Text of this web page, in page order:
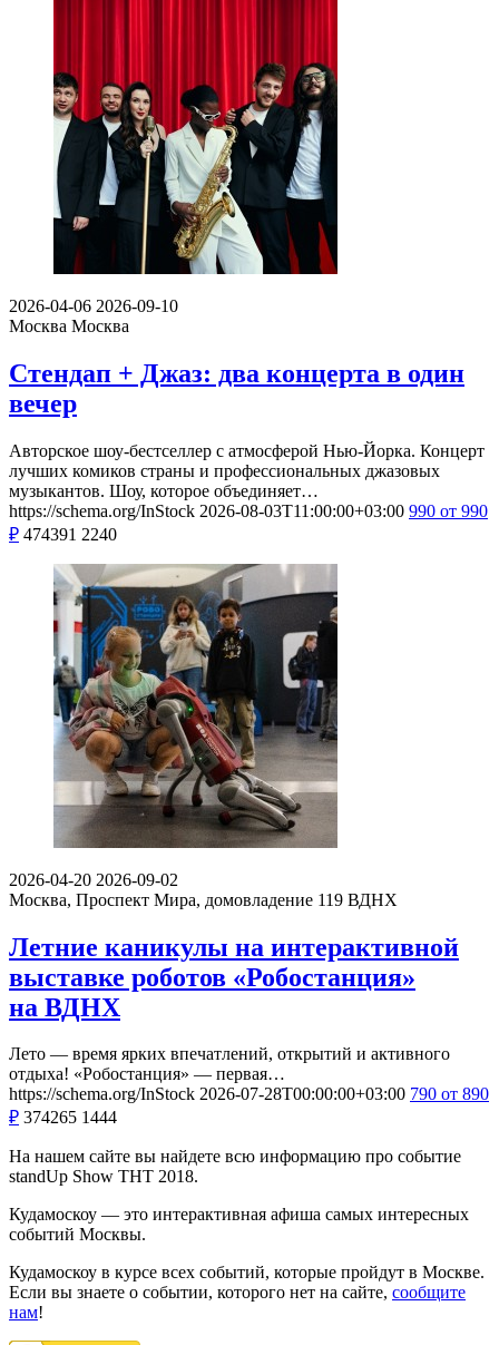
2026-04-06 2026-09-10
Москва Москва
Стендап + Джаз: два концерта в один
вечер
Авторское шоу-бестселлер с атмосферой Нью-Йорка. Концерт
лучших комиков страны и профессиональных джазовых
музыкантов. Шоу, которое объединяет…
https://schema.org/InStock 2026-08-03T11:00:00+03:00 990 от 990
₽ 474391 2240
2026-04-20 2026-09-02
Москва, Проспект Мира, домовладение 119 ВДНХ
Летние каникулы на интерактивной
выставке роботов «Робостанция»
на ВДНХ
Лето — время ярких впечатлений, открытий и активного
отдыха! «Робостанция» — первая…
https://schema.org/InStock 2026-07-28T00:00:00+03:00 790 от 890
₽ 374265 1444
На нашем сайте вы найдете всю информацию про событие
standUp Show ТНТ 2018.
Кудамоскоу — это интерактивная афиша самых интересных
событий Москвы.
Кудамоскоу в курсе всех событий, которые пройдут в Москве.
Если вы знаете о событии, которого нет на сайте, сообщите
нам!